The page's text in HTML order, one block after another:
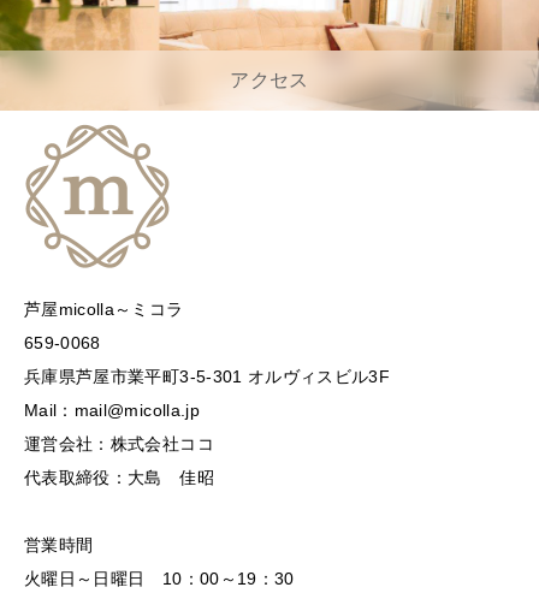
アクセス
芦屋micolla～ミコラ
659-0068
兵庫県芦屋市業平町3-5-301 オルヴィスビル3F
Mail：mail@micolla.jp
運営会社：株式会社ココ
代表取締役：大島 佳昭
営業時間
火曜日～日曜日 10：00～19：30